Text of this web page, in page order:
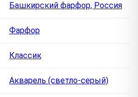
Башкирский фарфор, Россия
Фарфор
Классик
Акварель (светло-серый)